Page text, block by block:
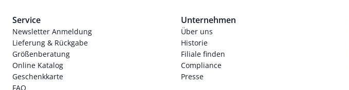
Service
Newsletter Anmeldung
Lieferung & Rückgabe
Größenberatung
Online Katalog
Geschenkkarte
FAQ
Unternehmen
Über uns
Historie
Filiale finden
Compliance
Presse